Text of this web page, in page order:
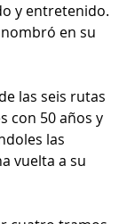
y entretenido.
en su
las seis rutas
con 50 años y
las
vuelta a su